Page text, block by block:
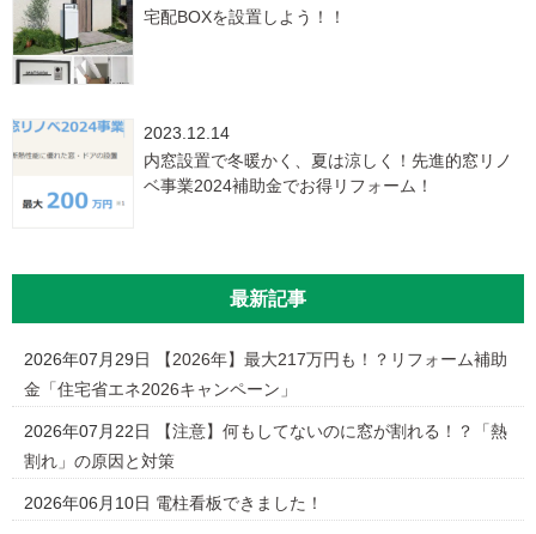
宅配BOXを設置しよう！！
2023.12.14
内窓設置で冬暖かく、夏は涼しく！先進的窓リノ
ベ事業2024補助金でお得リフォーム！
最新記事
2026年07月29日
【2026年】最大217万円も！？リフォーム補助
金「住宅省エネ2026キャンペーン」
2026年07月22日
【注意】何もしてないのに窓が割れる！？「熱
割れ」の原因と対策
2026年06月10日 電柱看板できました！